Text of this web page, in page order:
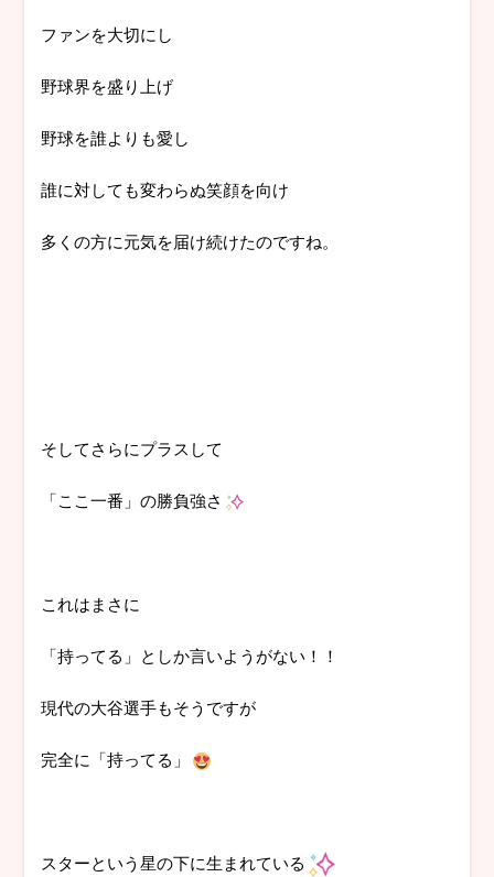
ファンを大切にし
野球界を盛り上げ
野球を誰よりも愛し
誰に対しても変わらぬ笑顔を向け
多くの方に元気を届け続けたのですね。
そしてさらにプラスして
「ここ一番」の勝負強さ
これはまさに
「持ってる」としか言いようがない！！
現代の大谷選手もそうですが
完全に「持ってる」
スターという星の下に生まれている